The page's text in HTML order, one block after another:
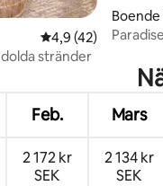
4,9 av 5 i
4,9 (42)
stränder
Feb. Mars
2 172 kr
SEK
2 134 kr
SEK